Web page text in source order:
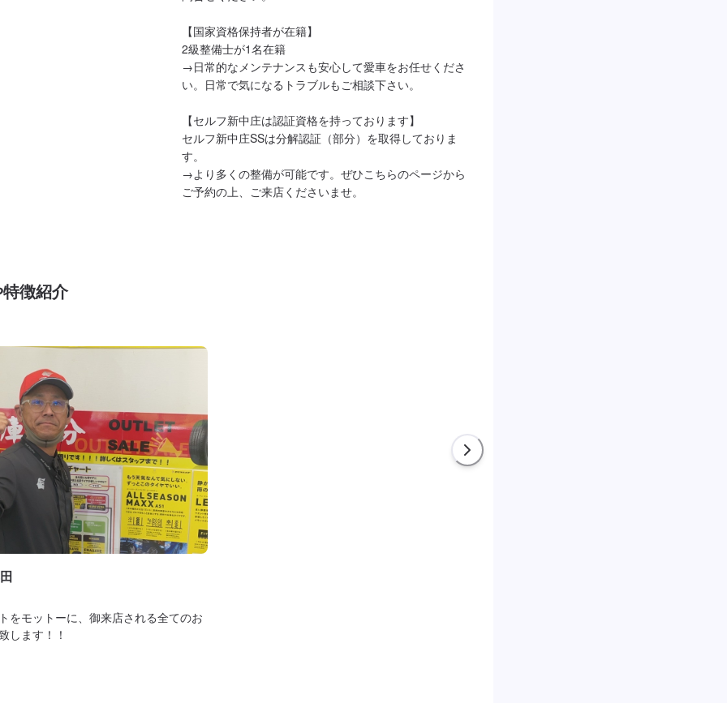
【国家資格保持者が在籍】
2級整備士が1名在籍
→日常的なメンテナンスも安心して愛車をお任せくださ
い。日常で気になるトラブルもご相談下さい。
【セルフ新中庄は認証資格を持っております】
セルフ新中庄SSは分解認証（部分）を取得しておりま
す。
→より多くの整備が可能です。ぜひこちらのページから
ご予約の上、ご来店くださいませ。
徴紹介
をモットーに、御来店される全てのお
します！！